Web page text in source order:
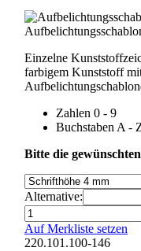
Einzelne
farbigem Kunststoff
Zahlen 0 - 9
Buchstaben A -
Bitte die
Alternative:
(Einzelzeichen)
Menge
Auf Merkliste setzen
220.101.100-146